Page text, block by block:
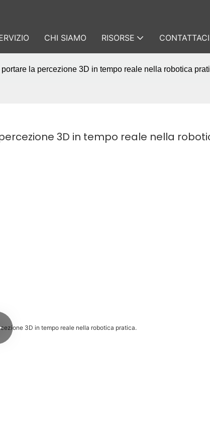
CHI SIAMO RISORSE CONTATTACI
la percezione 3D in tempo reale nella robotica
3D in tempo reale nella